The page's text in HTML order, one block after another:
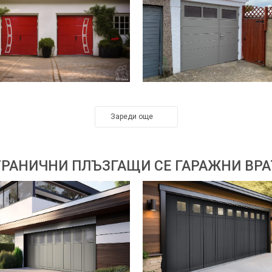
Зареди още
ПЛЪЗГАЩИ СЕ ГАРАЖНИ